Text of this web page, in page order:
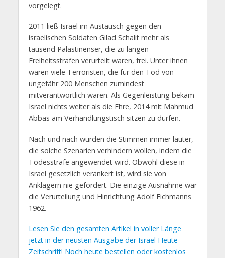
vorgelegt.
2011 ließ Israel im Austausch gegen den
israelischen Soldaten Gilad Schalit mehr als
tausend Palästinenser, die zu langen
Freiheitsstrafen verurteilt waren, frei. Unter ihnen
waren viele Terroristen, die für den Tod von
ungefähr 200 Menschen zumindest
mitverantwortlich waren. Als Gegenleistung bekam
Israel nichts weiter als die Ehre, 2014 mit Mahmud
Abbas am Verhandlungstisch sitzen zu dürfen.
Nach und nach wurden die Stimmen immer lauter,
die solche Szenarien verhindern wollen, indem die
Todesstrafe angewendet wird. Obwohl diese in
Israel gesetzlich verankert ist, wird sie von
Anklägern nie gefordert. Die einzige Ausnahme war
die Verurteilung und Hinrichtung Adolf Eichmanns
1962.
Lesen Sie den gesamten Artikel in voller Länge
jetzt in der neusten Ausgabe der Israel Heute
Zeitschrift! Noch heute bestellen oder kostenlos